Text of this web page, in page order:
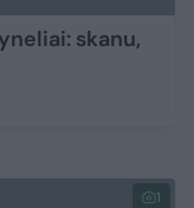
skanu,
1